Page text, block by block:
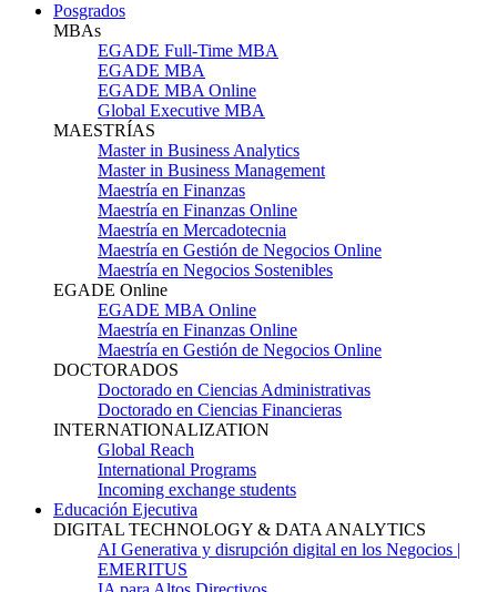
Posgrados
MBAs
EGADE Full-Time MBA
EGADE MBA
EGADE MBA Online
Global Executive MBA
MAESTRÍAS
Master in Business Analytics
Master in Business Management
Maestría en Finanzas
Maestría en Finanzas Online
Maestría en Mercadotecnia
Maestría en Gestión de Negocios Online
Maestría en Negocios Sostenibles
EGADE Online
EGADE MBA Online
Maestría en Finanzas Online
Maestría en Gestión de Negocios Online
DOCTORADOS
Doctorado en Ciencias Administrativas
Doctorado en Ciencias Financieras
INTERNATIONALIZATION
Global Reach
International Programs
Incoming exchange students
Educación Ejecutiva
DIGITAL TECHNOLOGY & DATA ANALYTICS
AI Generativa y disrupción digital en los Negocios |
EMERITUS